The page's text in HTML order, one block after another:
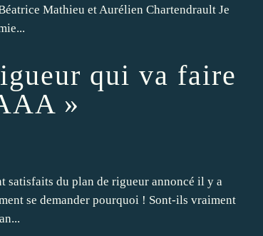
Mathieu et Aurélien Chartendrault Je
qui va faire
»
satisfaits du plan de rigueur annoncé il y a
se demander pourquoi ! Sont-ils vraiment